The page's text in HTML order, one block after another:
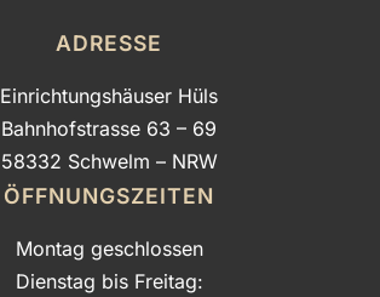
ADRESSE
Einrichtungshäuser Hüls
Bahnhofstrasse 63 – 69
58332 Schwelm – NRW
ÖFFNUNGSZEITEN
Montag geschlossen
Dienstag bis Freitag: